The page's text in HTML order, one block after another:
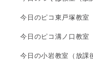
今日のピコ東戸塚教室
今日のピコ溝ノ口教室
今日の小岩教室（放課